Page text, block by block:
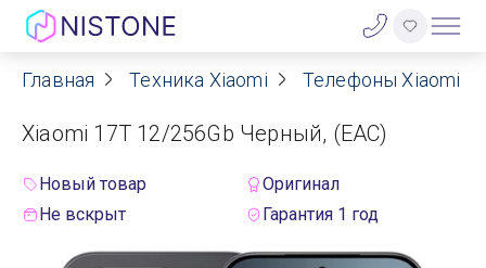
Акции
О нас
Договор оферты
Главная Техника Xiaomi Телефоны Xiaomi
Xiaomi 17T 12/256Gb Черный, (EAC)
Новый товар
Оригинал
Не вскрыт
Гарантия 1 год